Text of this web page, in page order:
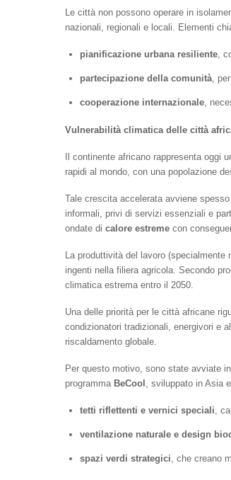
Le città non possono operare in
nazionali, regionali e locali. Elementi
pianificazione urbana resiliente,
partecipazione della comunità,
cooperazione internazionale,
Vulnerabilità climatica delle città
Il continente africano rappresenta
rapidi al mondo, con una popolazione
Tale crescita accelerata avviene
informali, privi di servizi essenziali e
ondate di calore estreme con
La produttività del lavoro (specialmente
ingenti nella filiera agricola. Secondo
climatica estrema entro il 2050.
Una delle priorità per le città africane
condizionatori tradizionali, energivori e
riscaldamento globale.
Per questo motivo, sono state avviate
programma BeCool , sviluppato in Asia
tetti riflettenti e vernici speciali ,
ventilazione naturale e design
spazi verdi strategici , che creano